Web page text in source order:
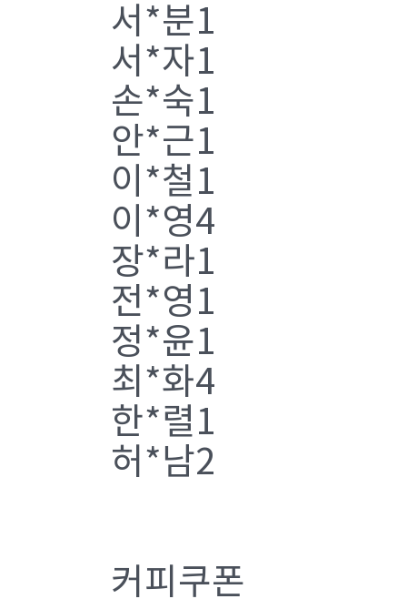
서*분1
서*자1
손*숙1
안*근1
이*철1
이*영4
장*라1
전*영1
정*윤1
최*화4
한*렬1
허*남2
커피쿠폰